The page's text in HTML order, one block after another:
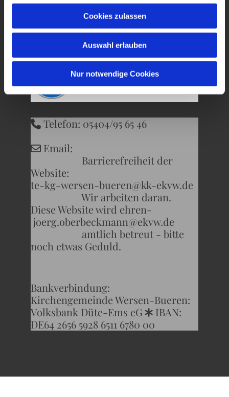
Cookies zulassen
Auswahl erlauben
Nur notwendige Cookies
Kirchweg 22
 Telefon: 05404/95 65 46
 Email:
Barrierefreiheit der
Website:
te-kg-wersen-bueren@kk-ekvw.de
Wir arbeiten daran.
Diese Website wird ehren-
joerg.oberbeckmann@ekvw.de
amtlich betreut - bitte
noch etwas Geduld.
Bankverbindung:
Kirchengemeinde Wersen-Bueren:
Volksbank Düte-Ems eG * IBAN:
DE64 2656 5928 6511 6780 00